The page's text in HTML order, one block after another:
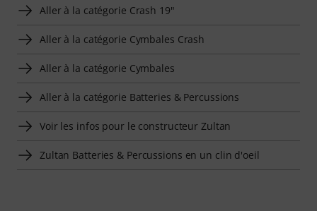
Aller à la catégorie Crash 19"
Aller à la catégorie Cymbales Crash
Aller à la catégorie Cymbales
Aller à la catégorie Batteries & Percussions
Voir les infos pour le constructeur Zultan
Zultan Batteries & Percussions en un clin d'oeil